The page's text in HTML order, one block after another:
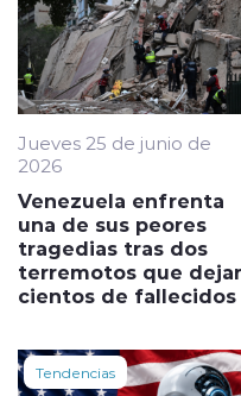
Jueves 25 de junio de
2026
Venezuela enfrenta
una de sus peores
tragedias tras dos
terremotos que
cientos de fallecidos
Tendencias